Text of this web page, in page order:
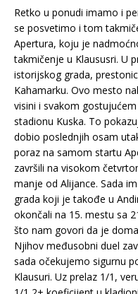
Retko u ponudi imamo i
se posvetimo i tom
Apertura, koju je
takmičenje u Klaususri. U
istorijskog grada,
Kahamarku. Ovo mesto
visini i svakom
stadionu Kuska. To
dobio poslednjih osam
poraz na samom startu
završili na visokom
manje od Alijance. Sada
grada koji je takođe u
okončali na 15. mestu sa
što nam govori da je
Njihov međusobni duel
sada očekujemo sigurnu
Klausuri. Uz prelaz 1/1,